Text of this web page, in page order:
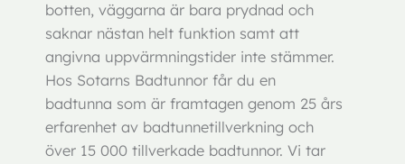
botten, väggarna är bara prydnad och
saknar nästan helt funktion samt att
angivna uppvärmningstider inte stämmer.
Hos Sotarns Badtunnor får du en
badtunna som är framtagen genom 25 års
erfarenhet av badtunnetillverkning och
över 15 000 tillverkade badtunnor. Vi tar